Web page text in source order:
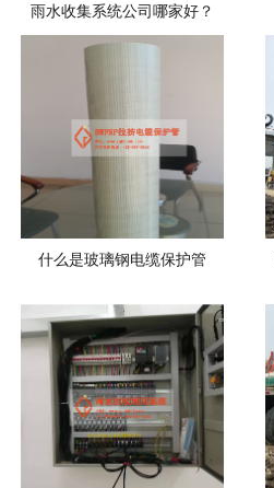
雨水收集系统公司哪家好？
什么是玻璃钢电缆保护管